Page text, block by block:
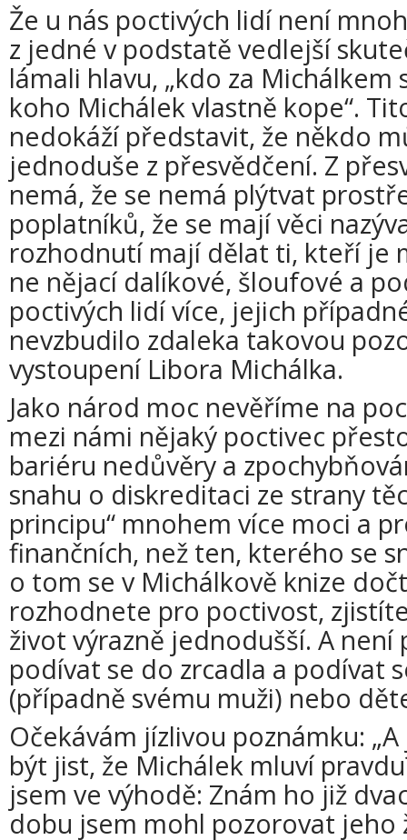
Že u nás poctivých lidí není
z jedné v podstatě vedlejší
lámali hlavu, „kdo za Michálkem
koho Michálek vlastně kope“.
nedokáží představit, že někdo
jednoduše z přesvědčení. Z
nemá, že se nemá plýtvat
poplatníků, že se mají věci
rozhodnutí mají dělat ti, kteří je
ne nějací dalíkové, šloufové a
poctivých lidí více, jejich
nevzbudilo zdaleka takovou
vystoupení Libora Michálka.
Jako národ moc nevěříme na
mezi námi nějaký poctivec
bariéru nedůvěry a
snahu o diskreditaci ze strany
principu“ mnohem více moci a
finančních, než ten, kterého se
o tom se v Michálkově knize
rozhodnete pro poctivost,
život výrazně jednodušší. A
podívat se do zrcadla a podívat
(případně svému muži) nebo
Očekávám jízlivou poznámku:
být jist, že Michálek mluví
jsem ve výhodě: Znám ho již
dobu jsem mohl pozorovat jeho